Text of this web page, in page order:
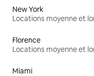
New York
Florence
Miami